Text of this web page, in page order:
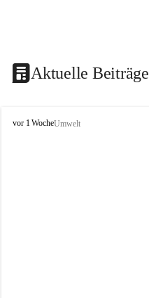
Aktuelle Beiträge
V
vor 1 WocheUmwelt